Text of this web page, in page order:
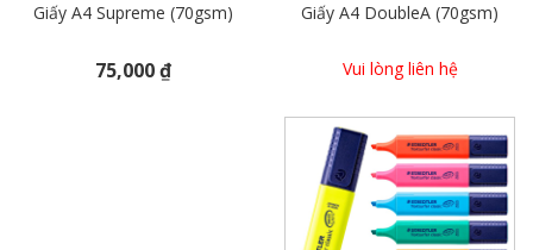
Giấy A4 Supreme (70gsm)
75,000 ₫
Giấy A4 DoubleA (70gsm)
Vui lòng liên hệ